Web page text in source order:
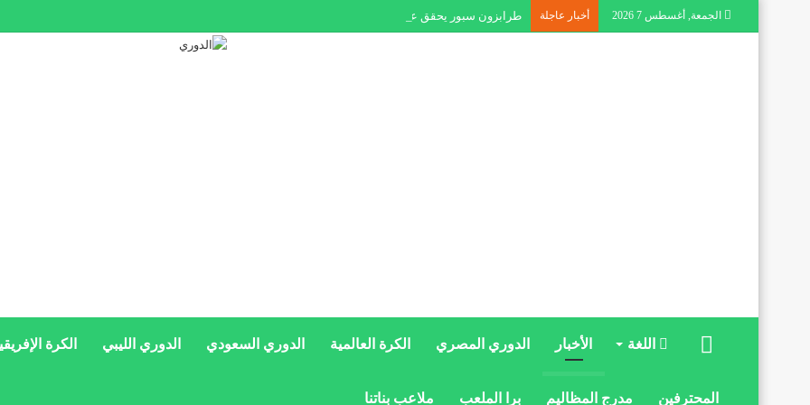
الجمعة, أغسطس 7 2026 أخبار عاجلة طرابزون سبور يحقق عوائد تاريخية بسبب محمد صلاح
الرئيسيةاللغة الأخبار الدوري المصري الكرة العالمية الدوري السعودي الدوري الليبي الكرة
المحترفين مدرج المظاليم برا الملعب ملاعب بناتنا